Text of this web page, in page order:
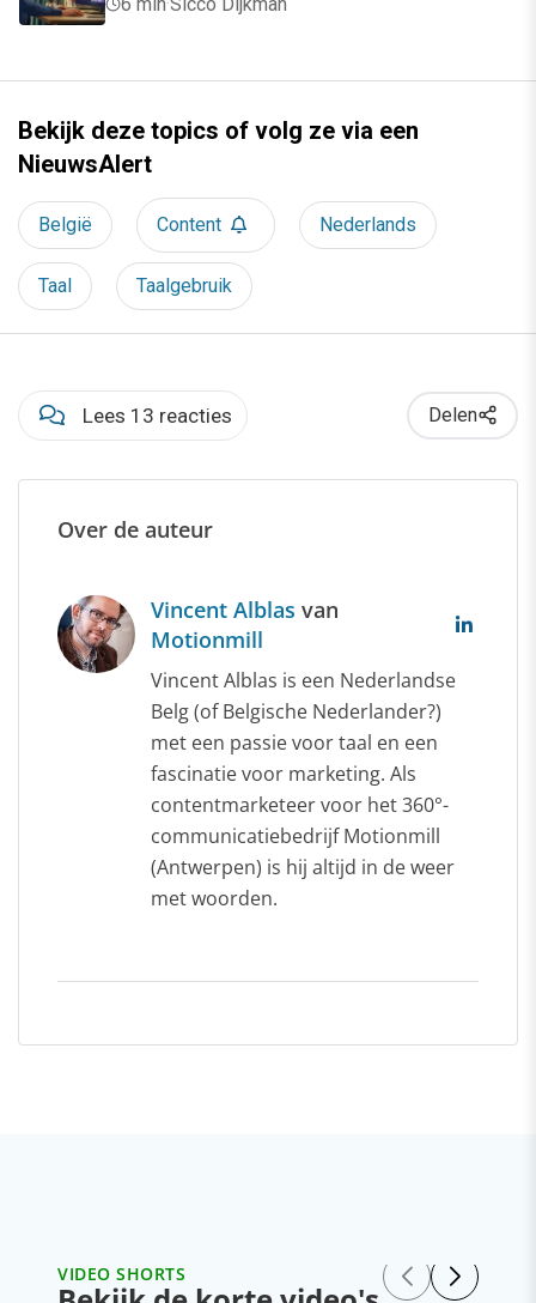
Bekijk deze topics of volg ze via een
NieuwsAlert
België Content Nederlands
Taal Taalgebruik
Lees 13 reacties Delen
Over de auteur
Vincent Alblas van
Motionmill
Vincent Alblas is een Nederlandse
Belg (of Belgische Nederlander?)
met een passie voor taal en een
fascinatie voor marketing. Als
contentmarketeer voor het 360°-
communicatiebedrijf Motionmill
(Antwerpen) is hij altijd in de weer
met woorden.
VIDEO SHORTS